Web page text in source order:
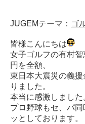
JUGEMテーマ： ゴ
皆様こんにちは
女子ゴルフの有村
円を全額、
東日本大震災の義
りました。
本当に感激しました
プロ野球もセ、パ
ッとしております。